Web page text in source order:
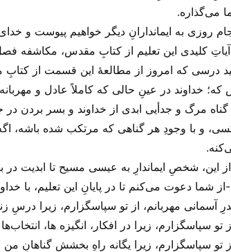
می‌‌گذاره.
روزی به ایماندارانِ دیگر خواهیم پیوست و
کلیدی این تعلیم از کتابِ مقدس، مکاشفه فصلِ
درسی که امروز از مطالعهٔ این قسمت از کتابِ
که؛ خداوند در عینِ حالی که کاملاً عادل و
مرگ و جدأیی ابدی از خداوند و بسر بردن در
و با وجودِ هر گناهی که مرتکب شده باشه،
این، شخصِ ایماندارِ به عیسی مسیح تا ابدیت در
از شما دعوت می‌‌کنم تا در پایانِ این تعلیم، با
آسمانی مهربانم، از تو سپاسگزارم، زیرا
تو سپاسگزارم، زیرا در افکار، انگیزه ها،
تو سپاسگزارم، زیرا یگانه راهِ بخششِ گناهانِ